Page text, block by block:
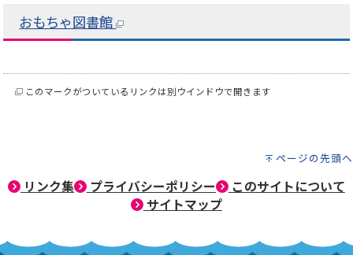
おもちゃ図書館
このマークがついているリンクは別ウインドウで開きます
ページの先頭へ
リンク集 プライバシーポリシー
このサイトについて
サイトマップ